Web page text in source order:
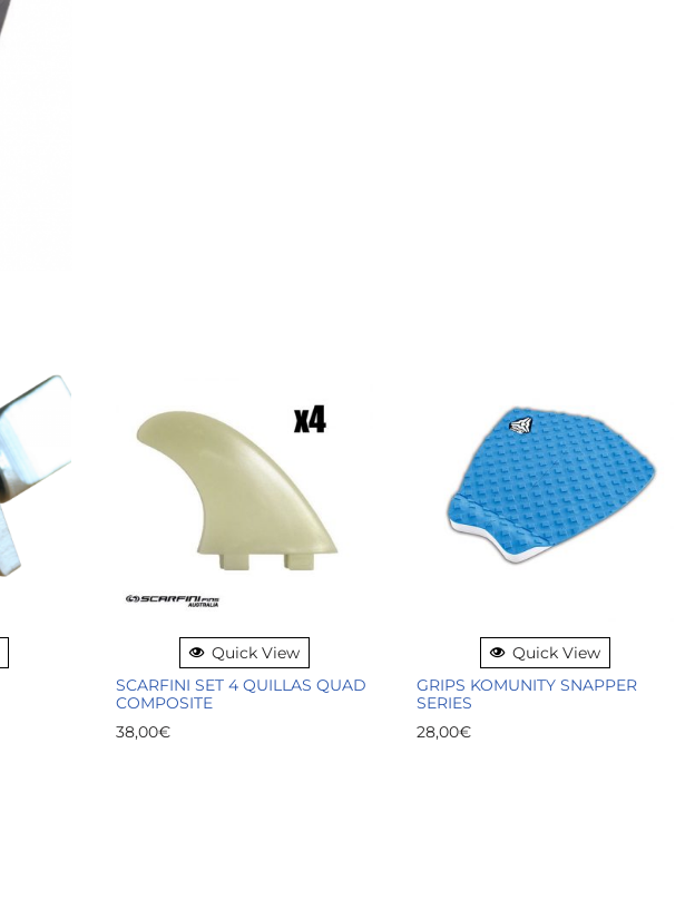
Quick View
SCARFINI SET 4 QUILLAS QUAD
COMPOSITE
38,00€
Quick View
GRIPS KOMUNITY SNAPPER
SERIES
28,00€